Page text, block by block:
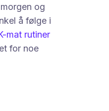
og
å følge i
mat rutiner
for noe